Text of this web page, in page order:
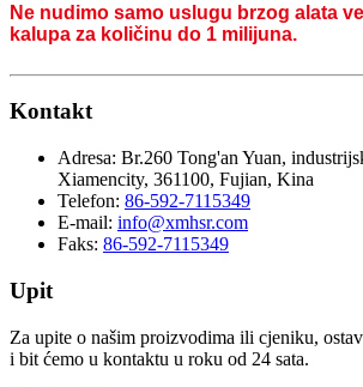
Ne nudimo samo uslugu brzog alata
kalupa za količinu do 1 milijuna.
Kontakt
Adresa: Br.260 Tong'an Yuan,
Xiamencity, 361100, Fujian, Kina
Telefon: 86-592-7115349
E-mail: info@xmhsr.com
Faks: 86-592-7115349
Upit
Za upite o našim proizvodima ili cjeniku,
i bit ćemo u kontaktu u roku od 24 sata.